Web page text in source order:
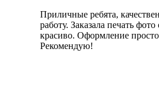
Приличные ребята,
работу. Заказала печать
красиво. Оформление
Рекомендую!